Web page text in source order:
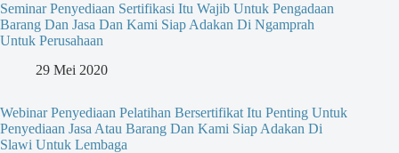
Seminar Penyediaan Sertifikasi Itu Wajib Untuk Pengadaan
Barang Dan Jasa Dan Kami Siap Adakan Di Ngamprah
Untuk Perusahaan
29 Mei 2020
Webinar Penyediaan Pelatihan Bersertifikat Itu Penting Untuk
Penyediaan Jasa Atau Barang Dan Kami Siap Adakan Di
Slawi Untuk Lembaga